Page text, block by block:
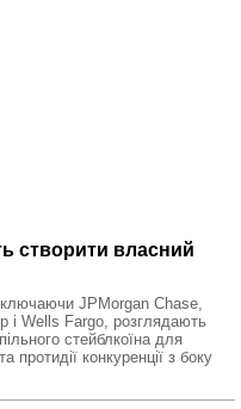
створити власний
JPMorgan Chase,
і Wells Fargo, розглядають
стейблкоїна для
протидії конкуренції з боку